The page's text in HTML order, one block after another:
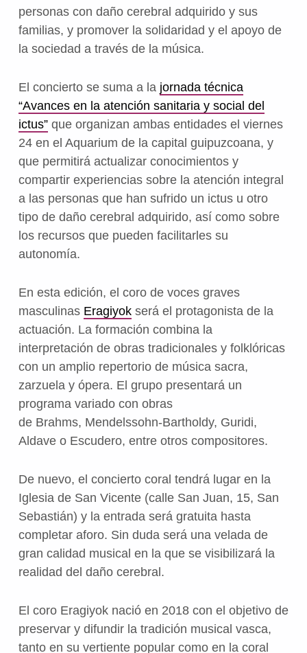
personas con daño cerebral adquirido y sus
familias, y promover la solidaridad y el apoyo de
la sociedad a través de la música.
El concierto se suma a la jornada técnica
“Avances en la atención sanitaria y social del
ictus”que organizan ambas entidades el viernes
24 en el Aquarium de la capital guipuzcoana, y
que permitirá actualizar conocimientos y
compartir experiencias sobre la atención integral
a las personas que han sufrido un ictus u otro
tipo de daño cerebral adquirido, así como sobre
los recursos que pueden facilitarles su
autonomía.
En esta edición, el coro de voces graves
masculinas Eragiyokserá el protagonista de la
actuación. La formación combina la
interpretación de obras tradicionales y folklóricas
con un amplio repertorio de música sacra,
zarzuela y ópera. El grupo presentará un
programa variado con obras
de Brahms, Mendelssohn-Bartholdy, Guridi,
Aldave o Escudero, entre otros compositores.
De nuevo, el concierto coral tendrá lugar en la
Iglesia de San Vicente (calle San Juan, 15, San
Sebastián) y la entrada será gratuita hasta
completar aforo. Sin duda será una velada de
gran calidad musical en la que se visibilizará la
realidad del daño cerebral.
El coro Eragiyok nació en 2018 con el objetivo de
preservar y difundir la tradición musical vasca,
tanto en su vertiente popular como en la coral